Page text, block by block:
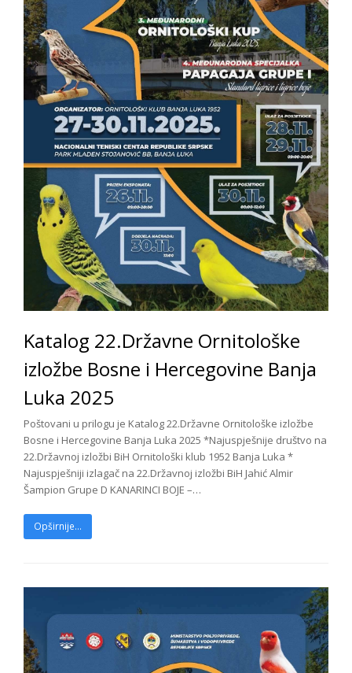
Katalog 22.Državne Ornitološke
izložbe Bosne i Hercegovine Banja
Luka 2025
Poštovani u prilogu je Katalog 22.Državne Ornitološke izložbe
Bosne i Hercegovine Banja Luka 2025 *Najuspješnije društvo na
22.Državnoj izložbi BiH Ornitološki klub 1952 Banja Luka *
Najuspješniji izlagač na 22.Državnoj izložbi BiH Jahić Almir
Šampion Grupe D KANARINCI BOJE –…
Opširnije...